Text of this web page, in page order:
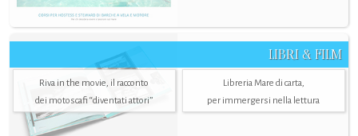
LIBRI & FILM
Riva in the movie, il racconto
dei motoscafi “diventati attori”
Libreria Mare di carta,
per immergersi nella lettura